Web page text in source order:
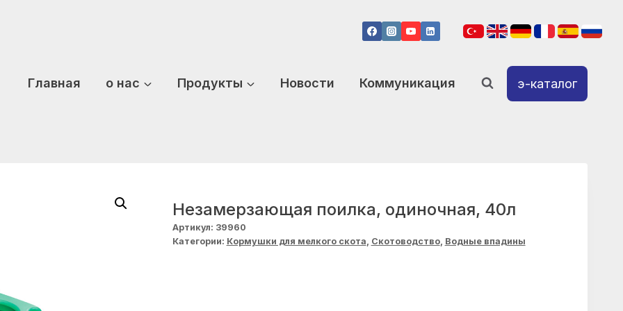
Главная о нас Продукты Новости Коммуникация э-каталог
Незамерзающая поилка, одиночная, 40л
Артикул: 39960
Категории: Кормушки для мелкого скота, Скотоводство, Водные впадины